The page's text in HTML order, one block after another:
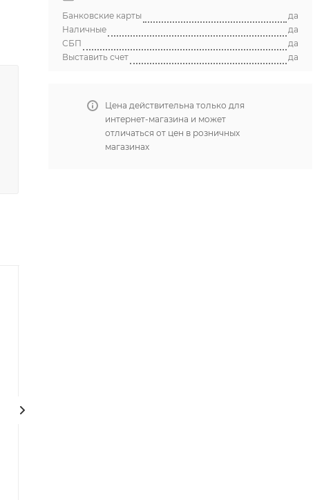
Банковские карты
да
Наличные
да
СБП
да
Выставить счет
да
Цена действительна только для
интернет-магазина и может
отличаться от цен в розничных
магазинах